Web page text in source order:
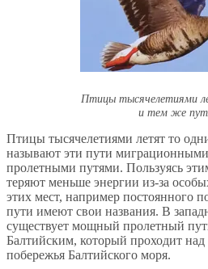
Птицы тысячелетиями
и тем же
Птицы тысячелетиями летят то
называют эти пути
пролетными путями. Пользуясь
теряют меньше энергии из-за
этих мест, например постоянного
пути имеют свои названия. В
существует мощный пролетный
Балтийским, который проходит
побережья Балтийского моря.